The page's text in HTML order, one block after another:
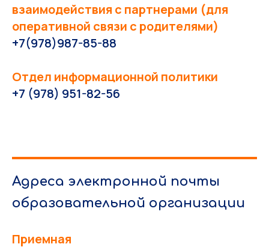
взаимодействия с партнерами (для
оперативной связи с родителями)
+7(978)987-85-88
Отдел информационной политики
+7 (978) 951-82-56
Адреса электронной почты
образовательной организации
Приемная